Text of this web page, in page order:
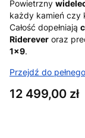
Powietrzny
każdy kamień czy
Całość dopełniają
Riderever oraz
1x9.
Przejdź do
Cena
12 499,00 zł